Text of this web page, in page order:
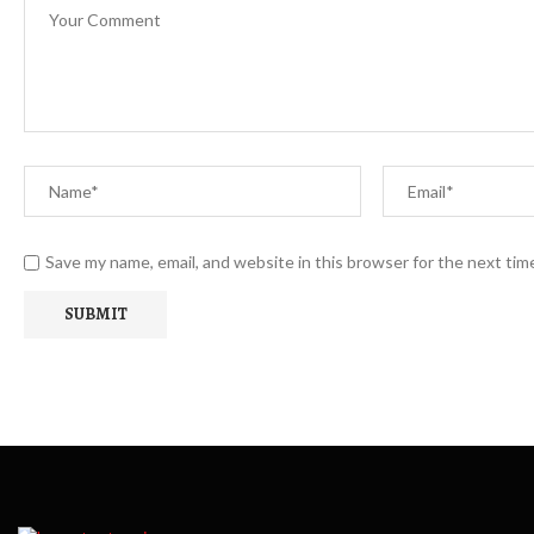
Save my name, email, and website in this browser for the next